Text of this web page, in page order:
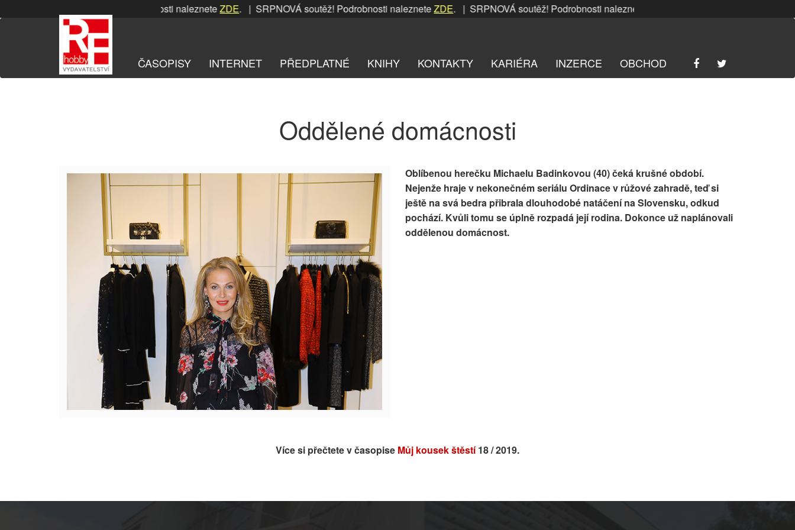
na
SRPNOVÁ soutěž! Podrobnosti nalezneteZDE. | SRPNOVÁ soutěž! Podrobnosti nalezneteZDE. | SRPNOVÁ soutěž! Podrobnosti naleznete
ČASOPISY INTERNET PŘEDPLATNÉ KNIHY KONTAKTY KARIÉRA INZERCE OBCHOD
Oddělené domácnosti
Oblíbenou herečku Michaelu Badinkovou (40)čeká krušné období.
Nejenže hraje v nekonečném seriálu Ordinace v růžové zahradě, teď si
ještě na svá bedra přibrala dlouhodobé natáčení na Slovensku, odkud
pochází. Kvůli tomu se úplně rozpadá její rodina. Dokonce už naplánovali
oddělenou domácnost.
Více si přečtete v časopise Můj kousek štěstí18 / 2019.